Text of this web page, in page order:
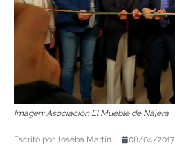
Imagen: Asociación El Mueble de Nájera
Escrito por Joseba Martín 08/04/2017